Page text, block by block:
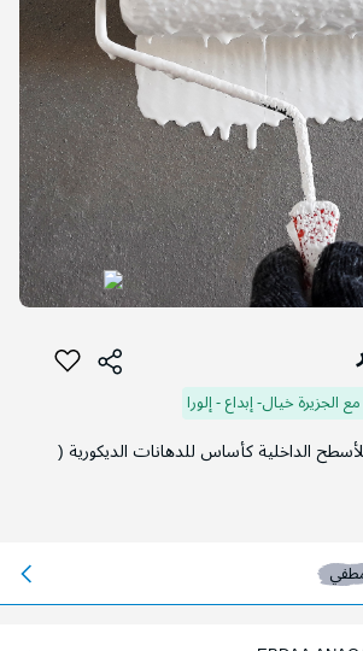
الجزيرة خيال- إبداع - إلورا
الداخلية كأساس للدهانات الديكورية (